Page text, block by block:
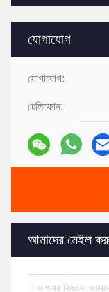
যোগাযোগ
যোগাযোগ:
টেলিফোন:
আমাদের মেইল